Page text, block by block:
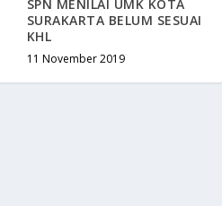
SPN MENILAI UMK KOTA
SURAKARTA BELUM SESUAI
KHL
11 November 2019